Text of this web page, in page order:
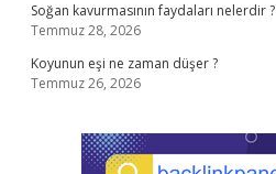
Soğan kavurmasının faydaları nelerdir ?
Temmuz 28, 2026
Koyunun eşi ne zaman düşer ?
Temmuz 26, 2026